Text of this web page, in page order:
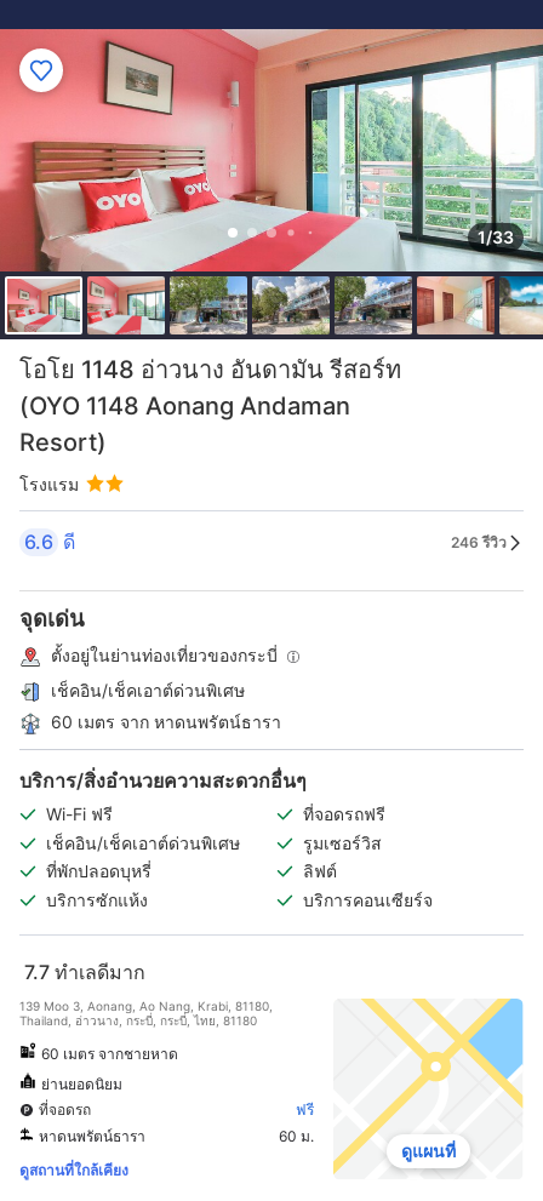
1/33
โอโย 1148 อ่าวนาง อันดามัน รีสอร์ท
(OYO 1148 Aonang Andaman
Resort)
โรงแรม
6.6 ดี 246 รีวิว
จุดเด่น
ตั้งอยู่ในย่านท่องเที่ยวของกระบี่
เช็คอิน/เช็คเอาต์ด่วนพิเศษ
60 เมตร จาก หาดนพรัตน์ธารา
บริการ/สิ่งอำนวยความสะดวกอื่นๆ
Wi-Fi ฟรี
ที่จอดรถฟรี
เช็คอิน/เช็คเอาต์ด่วนพิเศษ
รูมเซอร์วิส
ที่พักปลอดบุหรี่
ลิฟต์
บริการซักแห้ง
บริการคอนเซียร์จ
7.7 ทำเลดีมาก
139 Moo 3, Aonang, Ao Nang, Krabi, 81180,
Thailand, อ่าวนาง, กระบี่, กระบี่, ไทย, 81180
60 เมตร จากชายหาด
ย่านยอดนิยม
ที่จอดรถ
ฟรี
หาดนพรัตน์ธารา
60 ม.
ดูสถานที่ใกล้เคียง
ดูแผนที่